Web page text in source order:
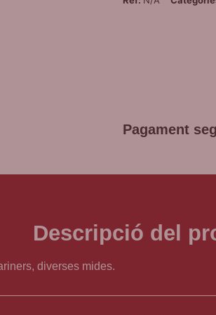
Pagament
Descripció del
diverses mides.